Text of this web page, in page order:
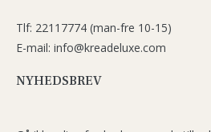
Tlf: 22117774 (man-fre 10-15)
E-mail: info@kreadeluxe.com
NYHEDSBREV